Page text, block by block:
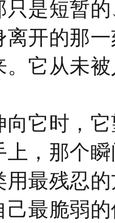
只是短暂
离开的那
它从未
它时，
，那个
用最残忍
己最脆弱